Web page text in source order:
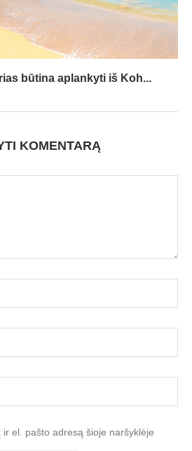
būtina aplankyti iš Koh...
KOMENTARĄ
el. pašto adresą šioje naršyklėje